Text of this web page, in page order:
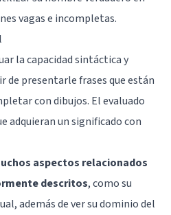
vagas e incompletas.
la capacidad sintáctica y
presentarle frases que están
con dibujos. El evaluado
adquieran un significado con
aspectos relacionados
descritos, como su
además de ver su dominio del